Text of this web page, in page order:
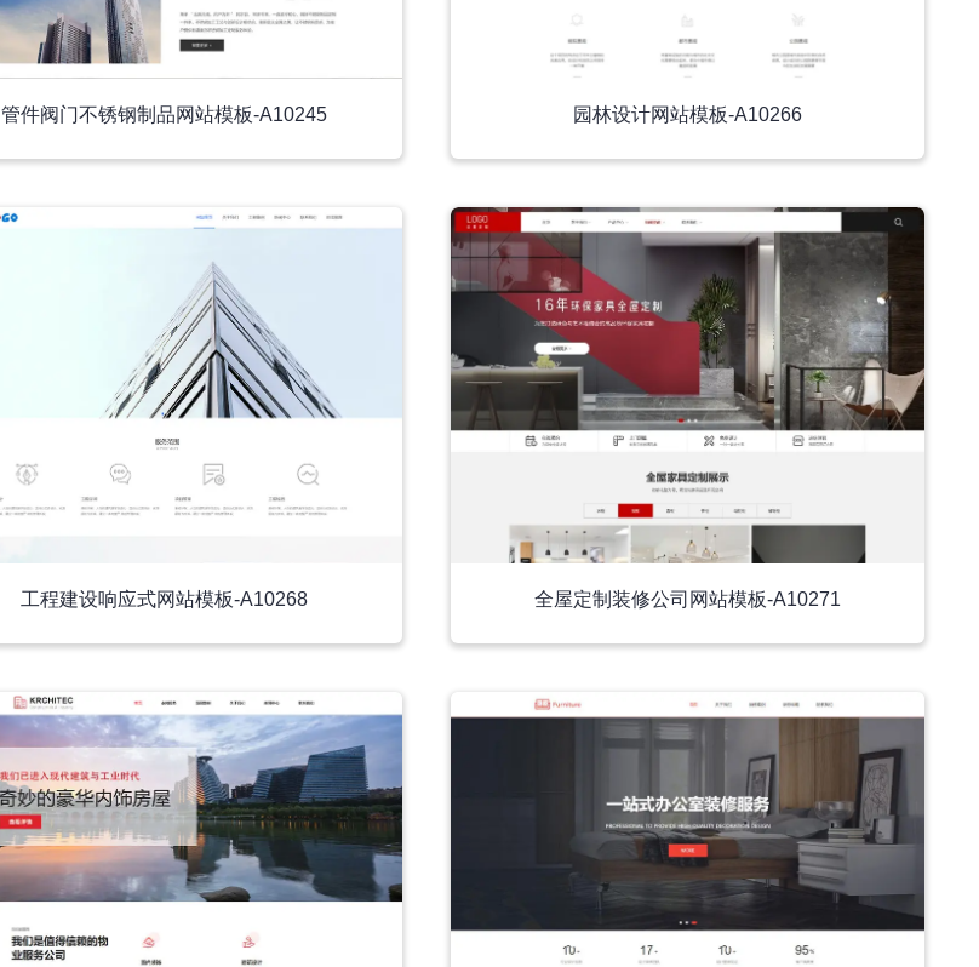
管件阀门不锈钢制品网站模板-A10245 园林设计网站模板-A10266
工程建设响应式网站模板-A10268 全屋定制装修公司网站模板-A10271